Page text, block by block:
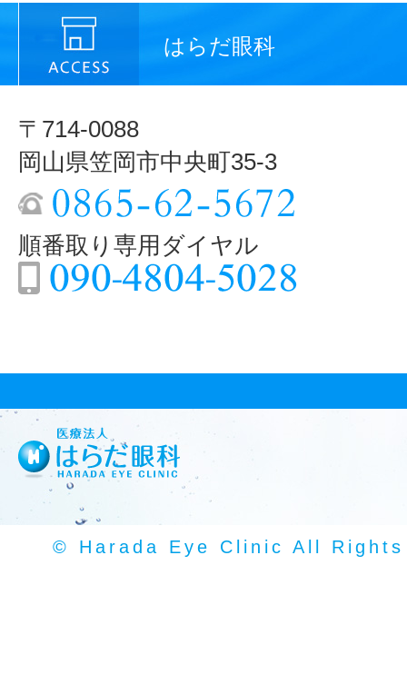
はらだ眼科
〒714-0088
岡山県笠岡市中央町35-3
順番取り専用ダイヤル
© Harada Eye Clinic All